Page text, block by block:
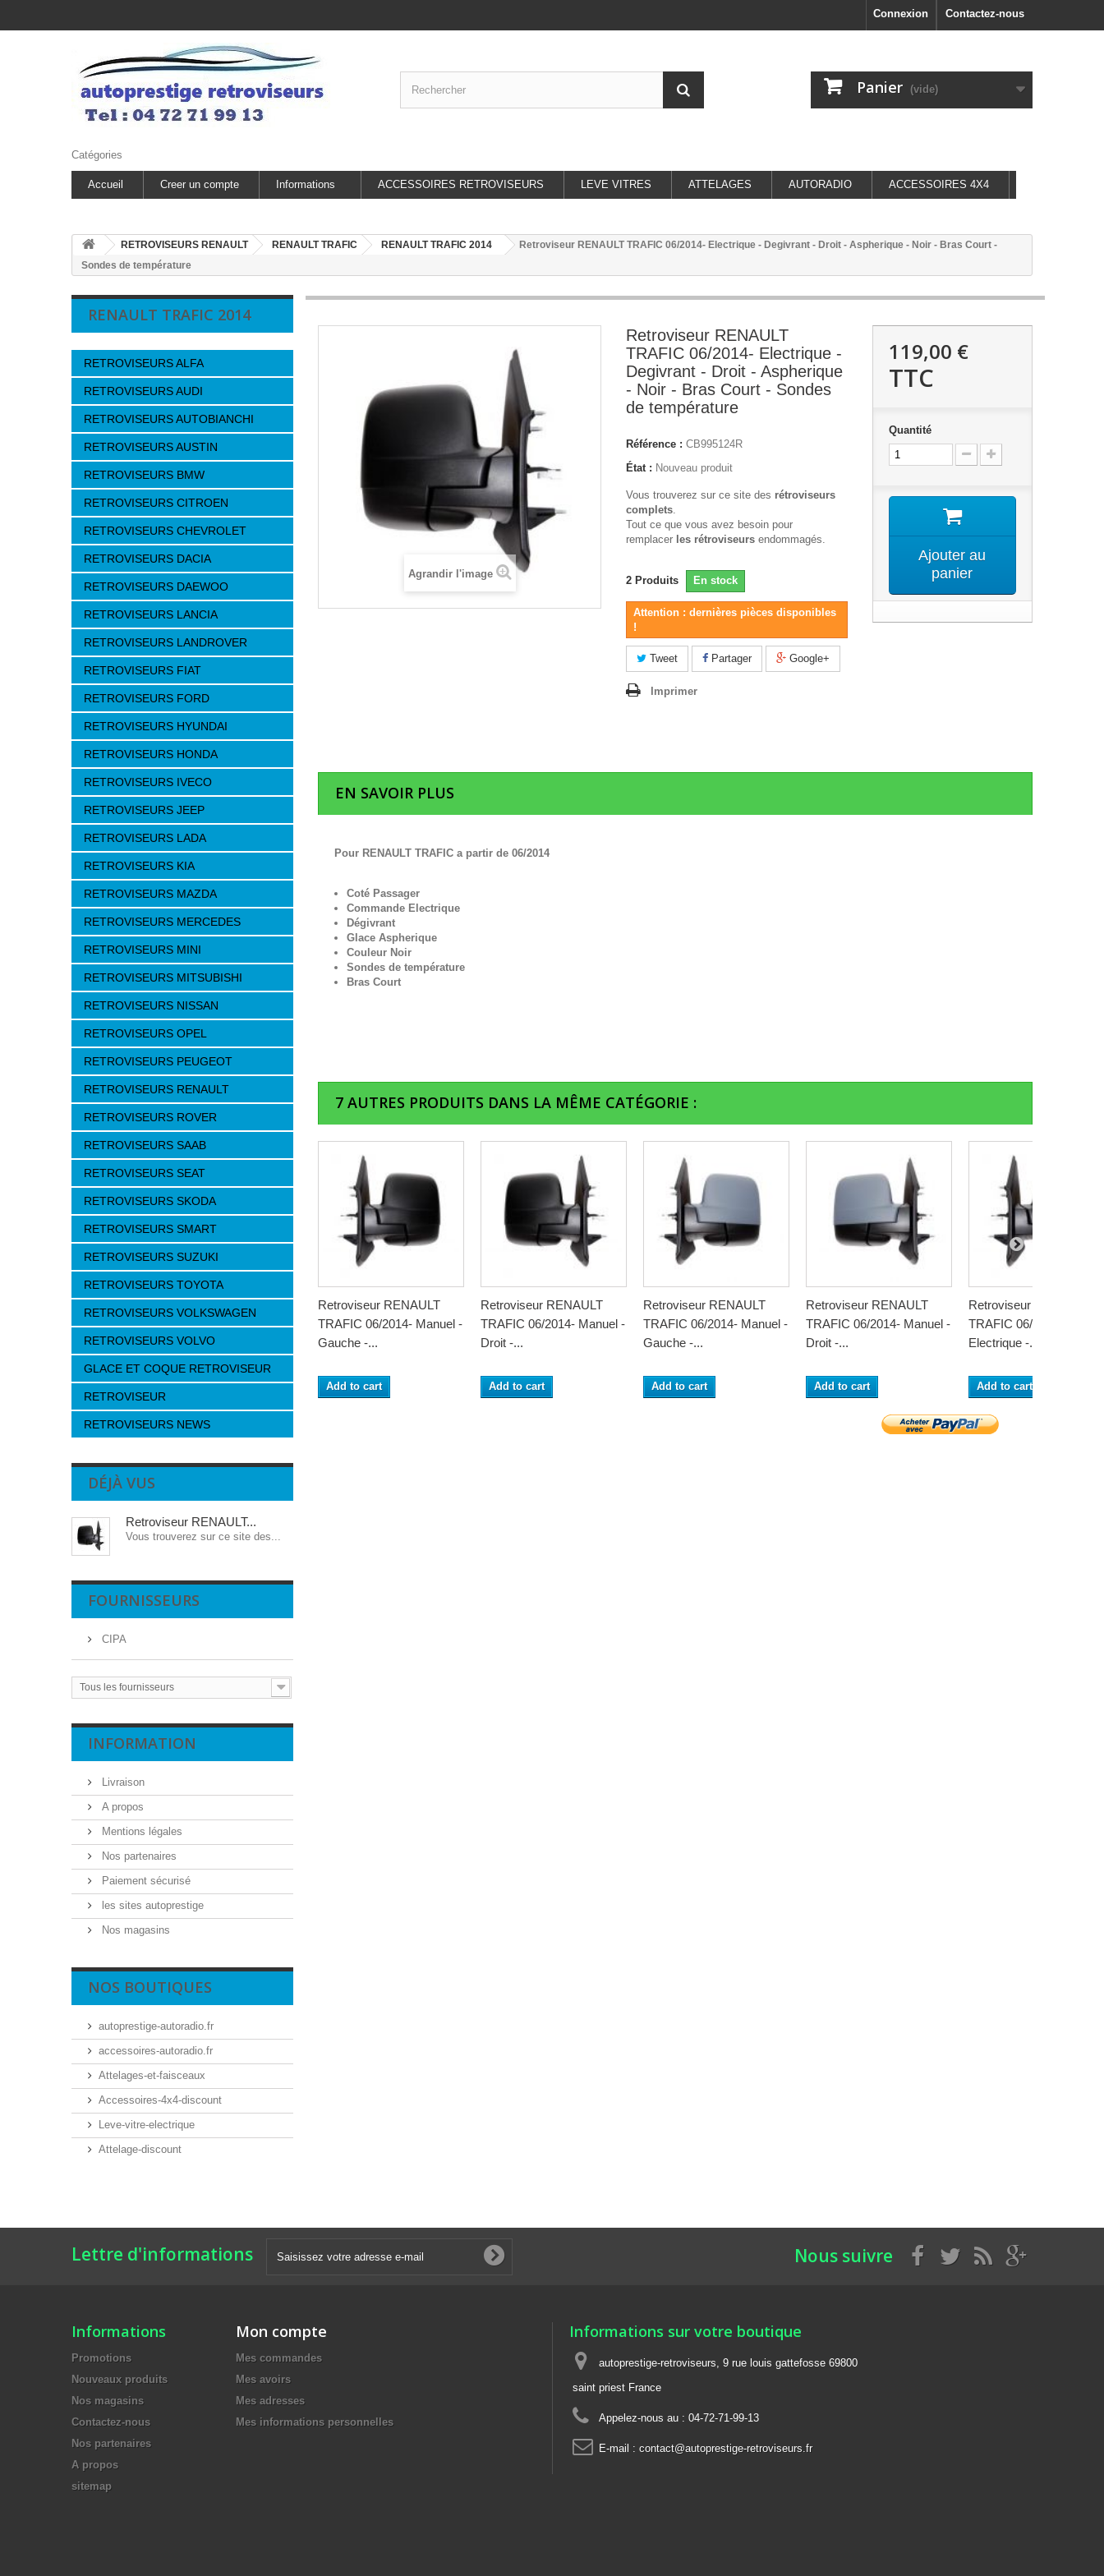
Contactez-nous
Connexion
Panier (vide)
Catégories
Accueil Creer un compte Informations ACCESSOIRES RETROVISEURS LEVE VITRES ATTELAGES AUTORADIO ACCESSOIRES 4X4
RETROVISEURS RENAULT RENAULT TRAFIC RENAULT TRAFIC 2014
Retroviseur RENAULT TRAFIC 06/2014- Electrique - Degivrant - Droit - Aspherique - Noir - Bras Court -
Sondes de température
RENAULT TRAFIC 2014
RETROVISEURS ALFA
RETROVISEURS AUDI
RETROVISEURS AUTOBIANCHI
RETROVISEURS AUSTIN
RETROVISEURS BMW
RETROVISEURS CITROEN
RETROVISEURS CHEVROLET
RETROVISEURS DACIA
RETROVISEURS DAEWOO
RETROVISEURS LANCIA
RETROVISEURS LANDROVER
RETROVISEURS FIAT
RETROVISEURS FORD
RETROVISEURS HYUNDAI
RETROVISEURS HONDA
RETROVISEURS IVECO
RETROVISEURS JEEP
RETROVISEURS LADA
RETROVISEURS KIA
RETROVISEURS MAZDA
RETROVISEURS MERCEDES
RETROVISEURS MINI
RETROVISEURS MITSUBISHI
RETROVISEURS NISSAN
RETROVISEURS OPEL
RETROVISEURS PEUGEOT
RETROVISEURS RENAULT
RETROVISEURS ROVER
RETROVISEURS SAAB
RETROVISEURS SEAT
RETROVISEURS SKODA
RETROVISEURS SMART
RETROVISEURS SUZUKI
RETROVISEURS TOYOTA
RETROVISEURS VOLKSWAGEN
RETROVISEURS VOLVO
GLACE ET COQUE RETROVISEUR
RETROVISEUR
RETROVISEURS NEWS
DÉJÀ VUS
Retroviseur RENAULT...
Vous trouverez sur ce site des...
FOURNISSEURS
CIPA
Tous les fournisseurs
INFORMATION
Livraison
A propos
Mentions légales
Nos partenaires
Paiement sécurisé
les sites autoprestige
Nos magasins
NOS BOUTIQUES
autoprestige-autoradio.fr
accessoires-autoradio.fr
Attelages-et-faisceaux
Accessoires-4x4-discount
Leve-vitre-electrique
Attelage-discount
Agrandir l'image
Retroviseur RENAULT
TRAFIC 06/2014- Electrique -
Degivrant - Droit - Aspherique
- Noir - Bras Court - Sondes
de température
Référence : CB995124R
État : Nouveau produit
Vous trouverez sur ce site des rétroviseurs
complets.
Tout ce que vous avez besoin pour
remplacer les rétroviseurs endommagés.
2 Produits En stock
Attention : dernières pièces disponibles
!
Tweet Partager Google+
Imprimer
119,00 €
TTC
Quantité
Ajouter au
panier
EN SAVOIR PLUS
Pour RENAULT TRAFIC a partir de 06/2014
Coté Passager
Commande Electrique
Dégivrant
Glace Aspherique
Couleur Noir
Sondes de température
Bras Court
7 AUTRES PRODUITS DANS LA MÊME CATÉGORIE :
Retroviseur RENAULT
TRAFIC 06/2014- Manuel -
Gauche -...
Add to cart
Retroviseur RENAULT
TRAFIC 06/2014- Manuel -
Droit -...
Add to cart
Retroviseur RENAULT
TRAFIC 06/2014- Manuel -
Gauche -...
Add to cart
Retroviseur RENAULT
TRAFIC 06/2014- Manuel -
Droit -...
Add to cart
Retroviseur RENAULT
TRAFIC 06/2014-
Electrique -...
Add to cart
Lettre d'informations Nous suivre
Informations
Promotions
Nouveaux produits
Nos magasins
Contactez-nous
Nos partenaires
A propos
sitemap
Mon compte
Mes commandes
Mes avoirs
Mes adresses
Mes informations personnelles
Informations sur votre boutique
autoprestige-retroviseurs, 9 rue louis gattefosse 69800
saint priest France
Appelez-nous au : 04-72-71-99-13
E-mail : contact@autoprestige-retroviseurs.fr